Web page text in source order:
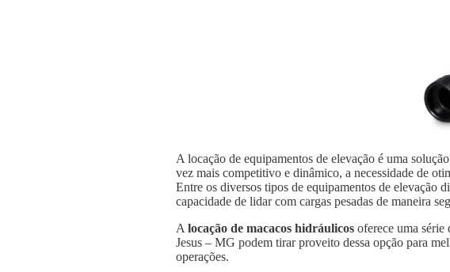
A locação de equipamentos de elevação é uma
vez mais competitivo e dinâmico, a necessidade de
Entre os diversos tipos de equipamentos de elevação
capacidade de lidar com cargas pesadas de maneira
A locação de macacos hidráulicos oferece uma série
Jesus – MG podem tirar proveito dessa opção para
operações.